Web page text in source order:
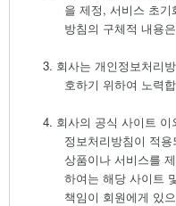
을 제정, 서비스 초기
방침의 구체적 내용
3. 회사는 개인정보처리
호하기 위하여 노력
4. 회사의 공식 사이트
정보처리방침이 적
상품이나 서비스를
하여는 해당 사이트
책임이 회원에게 있